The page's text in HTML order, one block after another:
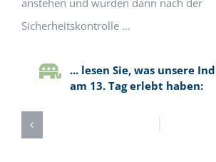
Sicherheitskontrolle …
... lesen Sie, was unsere
am 13. Tag erlebt haben: